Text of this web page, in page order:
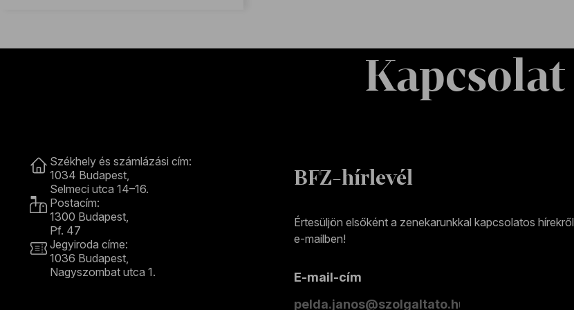
Kapcsolat
Székhely és számlázási cím:
1034 Budapest,
Selmeci utca 14–16.
Postacím:
1300 Budapest,
Pf. 47
Jegyiroda címe:
1036 Budapest,
Nagyszombat utca 1.
BFZ-hírlevél
Értesüljön elsőként a zenekarunkkal kapcsolatos hírekről
e-mailben!
E-mail-cím